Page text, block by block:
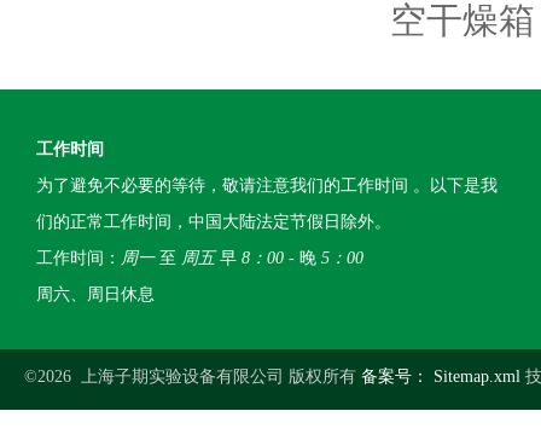
空干燥箱
工作时间
为了避免不必要的等待，敬请注意我们的工作时间 。以下是我
们的正常工作时间，中国大陆法定节假日除外。
工作时间： 周一至 周五早 8：00 - 晚 5：00
周六、周日休息
©2026 上海子期实验设备有限公司 版权所有 备案号： Sitemap.xml